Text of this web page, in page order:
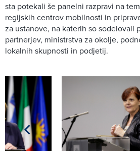
sta potekali še panelni razpravi na
regijskih centrov mobilnosti in
za ustanove, na katerih so sodelovali
partnerjev, ministrstva za okolje,
lokalnih skupnosti in podjetij.